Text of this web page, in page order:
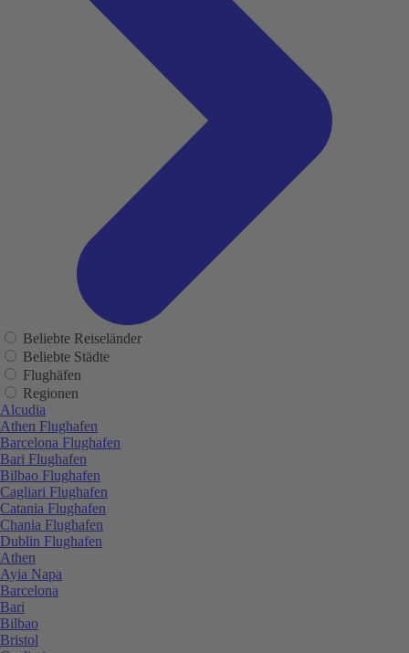
Beliebte Reiseländer
Beliebte Städte
Flughäfen
Regionen
Alcudia
Athen Flughafen
Barcelona Flughafen
Bari Flughafen
Bilbao Flughafen
Cagliari Flughafen
Catania Flughafen
Chania Flughafen
Dublin Flughafen
Athen
Ayia Napa
Barcelona
Bari
Bilbao
Bristol